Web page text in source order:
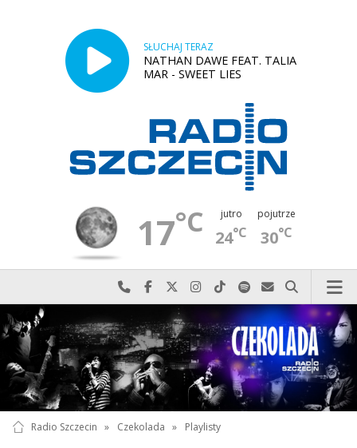
SŁUCHAJ TERAZ
NATHAN DAWE FEAT. TALIA
MAR - SWEET LIES
17°C jutro
24°C
pojutrze
30°C
Najlepiej po prostu do nas zadzwoń
Odwiedź nas na Facebook-u
Odwiedź nas na X
Odwiedź nas na Instagram-ie
Odwiedź nas na TikTok-u
Szukaj nas na Spotify
Wyślij do nas
Szukaj
Radio Szczecin » Czekolada » Playlisty